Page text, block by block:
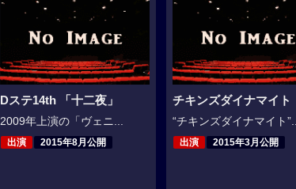
Dステ14th 「十二夜」
2009年上演の「ヴェニ...
出演 2015年8月公開
チキンズダイナマイト
“チキンズダイナマイト”...
出演 2015年3月公開